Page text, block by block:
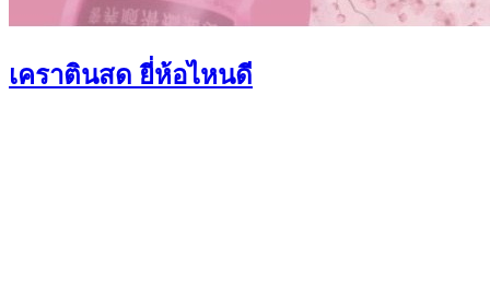
เคราตินสด ยี่ห้อไหนดี